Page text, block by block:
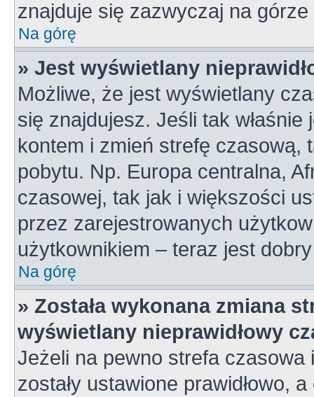
znajduje się zazwyczaj na
Na górę
» Jest wyświetlany
Możliwe, że jest wyświetlany
się znajdujesz. Jeśli tak
kontem i zmień strefę czasową,
pobytu. Np. Europa centralna,
czasowej, tak jak i większości
przez zarejestrowanych
użytkownikiem – teraz jest
Na górę
» Została wykonana zmiana
wyświetlany nieprawidłowy
Jeżeli na pewno strefa
zostały ustawione prawidłowo,